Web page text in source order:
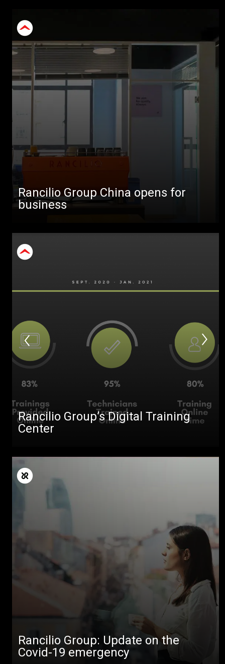
Rancilio Group China opens for
business
Rancilio Group’s Digital Training
Center
Rancilio Group: Update on the
Covid-19 emergency
Produtos
Notícias
Descarregar